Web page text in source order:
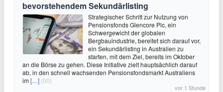
bevorstehendem Sekundärlisting
Strategischer Schritt zur Nutzung von
Pensionsfonds Glencore Plc, ein
Schwergewicht der globalen
Bergbauindustrie, bereitet sich darauf vor,
ein Sekundärlisting in Australien zu
starten, mit dem Ziel, bereits im Oktober
an die Börse zu gehen. Diese Initiative zielt hauptsächlich darauf
ab, in den schnell wachsenden Pensionsfondsmarkt Australiens
im[…] (00)
vor 1 Stunde